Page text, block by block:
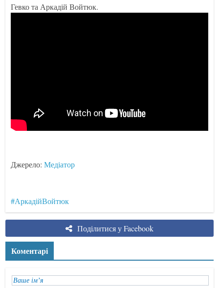
Гевко та Аркадій Войтюк.
Джерело:Медіатор
#АркадійВойтюк
Поділитися у Facebook
Коментарі